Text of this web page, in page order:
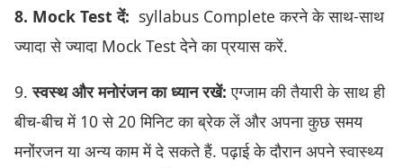
8. Mock Test दें: syllabus Complete करने के साथ-साथ
ज्यादा से ज्यादा Mock Test देने का प्रयास करें.
9.स्वस्थ और मनोरंजन का ध्यान रखें:एग्जाम की तैयारी के साथ ही
बीच-बीच में 10 से 20 मिनिट का ब्रेक लें और अपना कुछ समय
मनोंरजन या अन्य काम में दे सकते हैं. पढ़ाई के दौरान अपने स्वास्थ्य